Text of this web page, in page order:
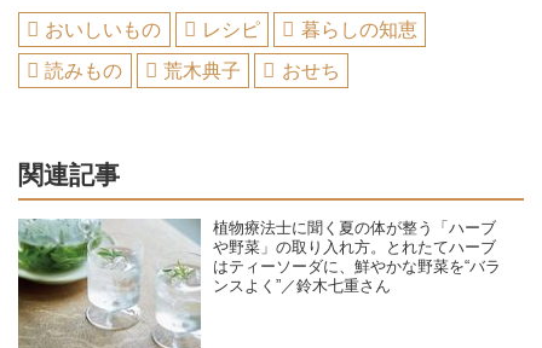
おいしいもの レシピ
暮らしの知恵
読みもの
荒木典子 おせち
関連記事
植物療法士に聞く夏の体が整う「ハーブ
や野菜」の取り入れ方。とれたてハーブ
はティーソーダに、鮮やかな野菜を“バラ
ンスよく”／鈴木七重さん